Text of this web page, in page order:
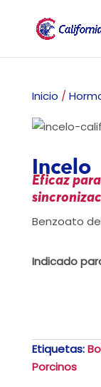
Inicio /
Incelo
Eficaz
Benzoato
Indicado
Etiquetas:
Porcinos